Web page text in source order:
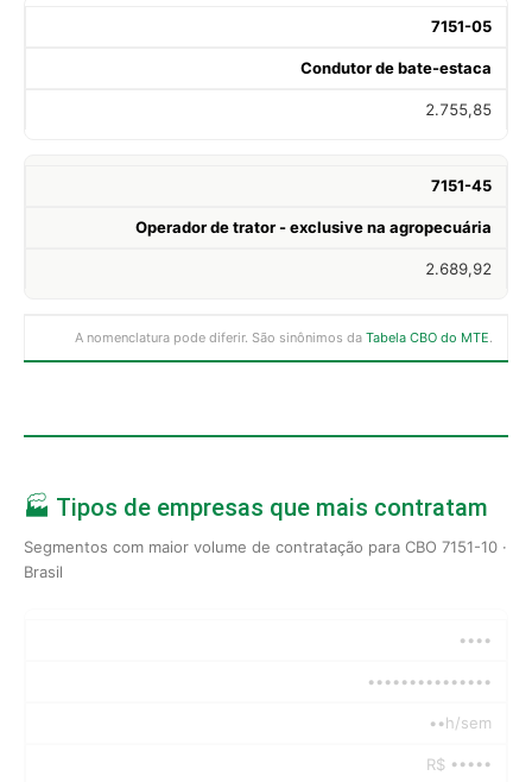
7151-05
Condutor de bate-estaca
2.755,85
7151-45
Operador de trator - exclusive na agropecuária
2.689,92
A nomenclatura pode diferir. São sinônimos da Tabela CBO do MTE.
🏭 Tipos de empresas que mais contratam
Segmentos com maior volume de contratação para CBO 7151-10 ·
Brasil
••••
•••••••••••••••
••h/sem
R$ •••••